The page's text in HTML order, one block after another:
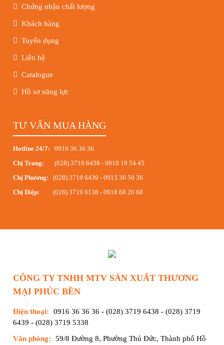
Chứng nhận chất lượng
Khách hàng
Tuyển dụng
Liên hệ
Catalogue
Hồ sơ năng lực
TƯ VẤN MUA HÀNG
Hotline 24/7:
0916 36 36 36
Chị Trang:
(028) 3719 6438 - 0918 19 54 45
Chị Phương:
(028) 3719 6439 - 0915 36 59 36
Chị Diệp:
(028) 3719 6138 - 0918 68 20 68
CÔNG TY TNHH MTV SẢN XUẤT THƯƠNG
MẠI PHÚC BỀN
Điện thoại: 0916 36 36 36 - (028) 3719 6438 - (028) 3719
6439 - (028) 3719 5338
Văn phòng:
59/8 Đường 8, Phường Thủ Đức, Thành phố Hồ